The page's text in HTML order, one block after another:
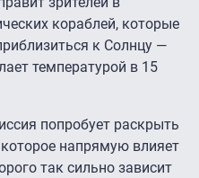
кораблей, которые
к Солнцу —
температурой в 15
попробует раскрыть
которое напрямую влияет
так сильно зависит